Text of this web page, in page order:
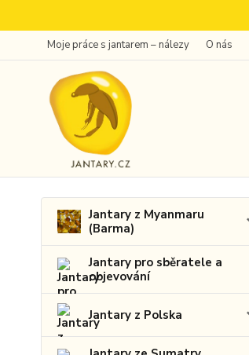
Moje práce s jantarem – nálezy O nás
Jantary z Myanmaru
(Barma)
Jantary pro sběratele a
objevování
Jantary z Polska